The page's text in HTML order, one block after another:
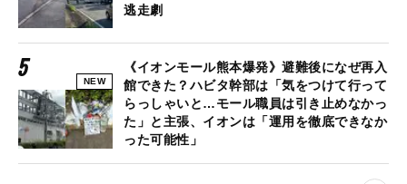
逃走劇
NEW
《イオンモール熊本爆発》避難後になぜ再入
館できた？ハビタ幹部は「気をつけて行って
らっしゃいと…モール職員は引き止めなかっ
た」と主張、イオンは「運用を徹底できなか
った可能性」